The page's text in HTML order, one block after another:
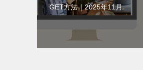
GET方法｜2025年11月